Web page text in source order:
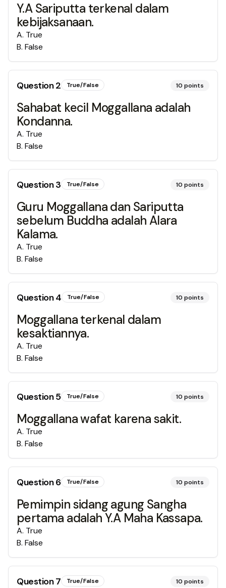
Y.A Sariputta terkenal dalam
kebijaksanaan.
A. True
B. False
Question2 True/False 10 points
Sahabat kecil Moggallana adalah
Kondanna.
A. True
B. False
Question3 True/False 10 points
Guru Moggallana dan Sariputta
sebelum Buddha adalah Alara
Kalama.
A. True
B. False
Question4 True/False 10 points
Moggallana terkenal dalam
kesaktiannya.
A. True
B. False
Question5 True/False 10 points
Moggallana wafat karena sakit.
A. True
B. False
Question6 True/False 10 points
Pemimpin sidang agung Sangha
pertama adalah Y.A Maha Kassapa.
A. True
B. False
Question7 True/False 10 points